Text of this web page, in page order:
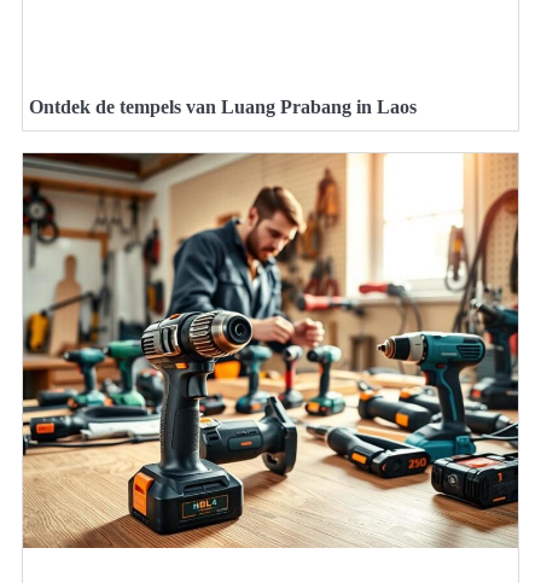
Ontdek de tempels van Luang Prabang in Laos